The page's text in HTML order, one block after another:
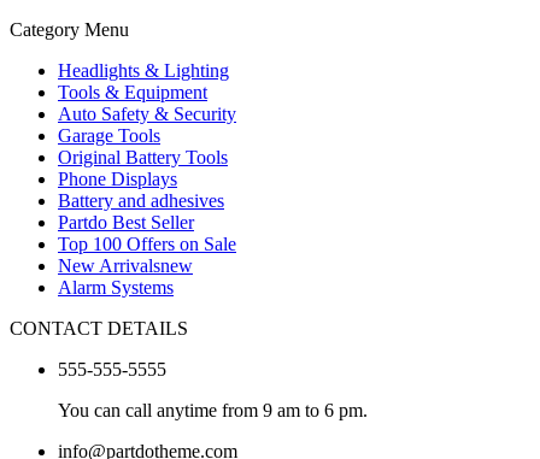
Category Menu
Headlights & Lighting
Tools & Equipment
Auto Safety & Security
Garage Tools
Original Battery Tools
Phone Displays
Battery and adhesives
Partdo Best Seller
Top 100 Offers on Sale
New Arrivalsnew
Alarm Systems
CONTACT DETAILS
555-555-5555
You can call anytime from 9 am to 6 pm.
info@partdotheme.com